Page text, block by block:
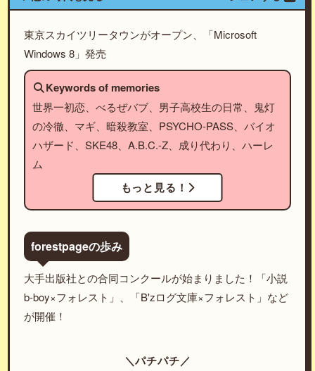
東京スカイツリータウンがオープン、「Microsoft
Windows 8」発売
Keywords of memories
世界一初恋、べるぜバブ、男子高校生の日常、鬼灯
の冷徹、マギ、暗殺教室、PSYCHO-PASS、バイオ
ハザード、SKE48、A.B.C.-Z、成り代わり、ハーレ
ム
もっと見る！
forestpageの歩み
大手出版社との合同コンクールが始まりました！「小説
b-boy×フォレスト」、「B'zログ文庫×フォレスト」など
が開催！
＼パチパチ／